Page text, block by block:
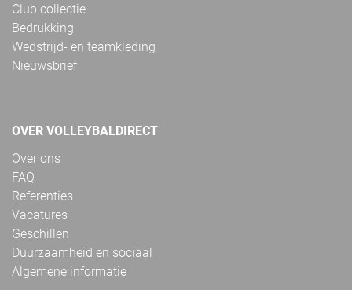
Club collectie
Bedrukking
Wedstrijd- en teamkleding
Nieuwsbrief
OVER VOLLEYBALDIRECT
Over ons
FAQ
Referenties
Vacatures
Geschillen
Duurzaamheid en sociaal
Algemene informatie